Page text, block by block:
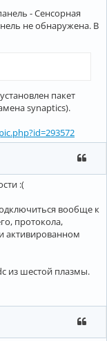
- Сенсорная
не обнаружена. В
пакет
synaptics).
:(
вообще к
протокола,
активированном
из шестой плазмы.